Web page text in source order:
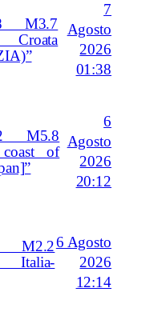
M3.7
7
Agosto
2026
01:38
M5.8
of
6
Agosto
2026
20:12
M2.2
Italia-
6 Agosto
2026
12:14